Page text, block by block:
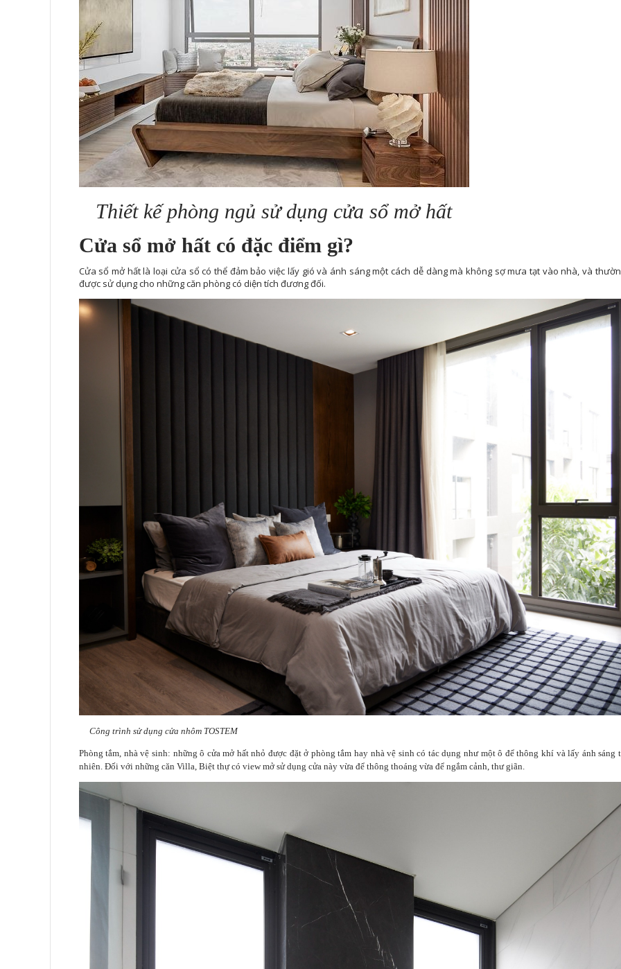
Thiết kế phòng ngủ sử dụng cửa sổ mở hất
Cửa sổ mở hất có đặc điểm gì?
Cửa sổ mở hất là loại cửa sổ có thể đảm bảo việc lấy gió và ánh sáng một cách dễ dàng mà không sợ mưa tạt vào nhà, và
được sử dụng cho những căn phòng có diện tích đương đối.
Công trình sử dụng cửa nhôm TOSTEM
Phòng tắm, nhà vệ sinh: những ô cửa mở hất nhỏ được đặt ở phòng tắm hay nhà vệ sinh có tác dụng như một ô để thông khí và lấy ánh sáng
nhiên. Đối với những căn Villa, Biệt thự có view mở sử dụng cửa này vừa để thông thoáng vừa để ngắm cảnh, thư giãn.